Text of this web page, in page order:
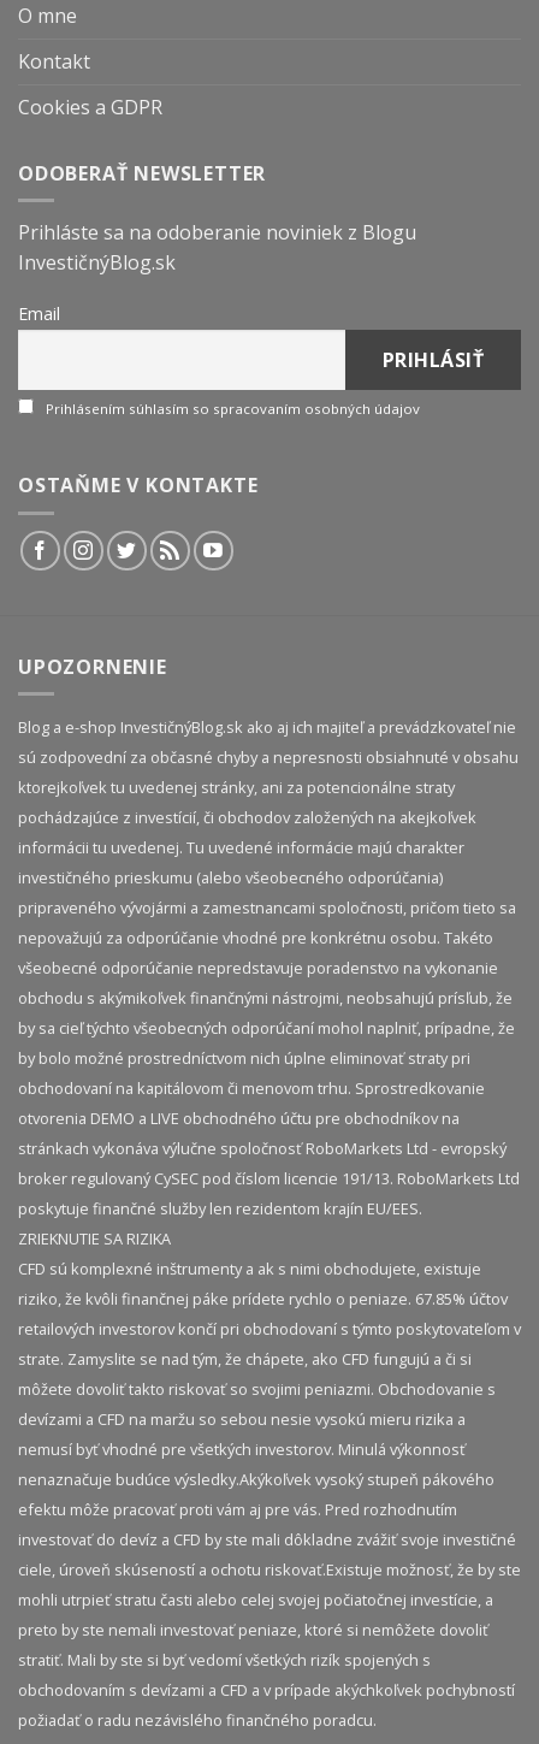
O mne
Kontakt
Cookies a GDPR
ODOBERAŤ NEWSLETTER
Prihláste sa na odoberanie noviniek z Blogu
InvestičnýBlog.sk
Email
Prihlásením súhlasím so spracovaním osobných údajov
OSTAŇME V KONTAKTE
UPOZORNENIE
Blog a e-shop InvestičnýBlog.sk ako aj ich majiteľ a prevádzkovateľ nie
sú zodpovední za občasné chyby a nepresnosti obsiahnuté v obsahu
ktorejkoľvek tu uvedenej stránky, ani za potencionálne straty
pochádzajúce z investícií, či obchodov založených na akejkoľvek
informácii tu uvedenej. Tu uvedené informácie majú charakter
investičného prieskumu (alebo všeobecného odporúčania)
pripraveného vývojármi a zamestnancami spoločnosti, pričom tieto sa
nepovažujú za odporúčanie vhodné pre konkrétnu osobu. Takéto
všeobecné odporúčanie nepredstavuje poradenstvo na vykonanie
obchodu s akýmikoľvek finančnými nástrojmi, neobsahujú prísľub, že
by sa cieľ týchto všeobecných odporúčaní mohol naplniť, prípadne, že
by bolo možné prostredníctvom nich úplne eliminovať straty pri
obchodovaní na kapitálovom či menovom trhu. Sprostredkovanie
otvorenia DEMO a LIVE obchodného účtu pre obchodníkov na
stránkach vykonáva výlučne spoločnosť RoboMarkets Ltd - evropský
broker regulovaný CySEC pod číslom licencie 191/13. RoboMarkets Ltd
poskytuje finančné služby len rezidentom krajín EU/EES.
ZRIEKNUTIE SA RIZIKA
CFD sú komplexné inštrumenty a ak s nimi obchodujete, existuje
riziko, že kvôli finančnej páke prídete rychlo o peniaze. 67.85% účtov
retailových investorov končí pri obchodovaní s týmto poskytovateľom v
strate. Zamyslite se nad tým, že chápete, ako CFD fungujú a či si
môžete dovoliť takto riskovať so svojimi peniazmi. Obchodovanie s
devízami a CFD na maržu so sebou nesie vysokú mieru rizika a
nemusí byť vhodné pre všetkých investorov. Minulá výkonnosť
nenaznačuje budúce výsledky.​ Akýkoľvek vysoký stupeň pákového
efektu môže pracovať proti vám aj pre vás. Pred rozhodnutím
investovať do devíz a CFD by ste mali dôkladne zvážiť svoje investičné
ciele, úroveň skúseností a ochotu riskovať.​ Existuje možnosť, že by ste
mohli utrpieť stratu časti alebo celej svojej počiatočnej investície, a
preto by ste nemali investovať peniaze, ktoré si nemôžete dovoliť
stratiť. Mali by ste si byť vedomí všetkých rizík spojených s
obchodovaním s devízami a CFD a v prípade akýchkoľvek pochybností
požiadať o radu nezávislého finančného poradcu.